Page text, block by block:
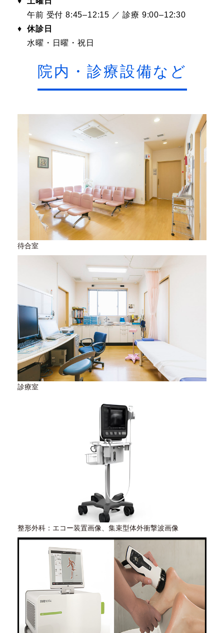
午前 受付 8:45–12:15 ／ 診療 9:00–12:30
♦
休診日
水曜・日曜・祝日
院内・診療設備など
待合室
診療室
整形外科：エコー装置画像、集束型体外衝撃波画像